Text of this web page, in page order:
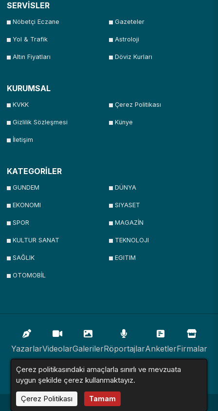
SERVİSLER
Nöbetçi Eczane Gazeteler
Yol & Trafik Astroloji
Altın Fiyatları Döviz Kurları
KURUMSAL
KVKK Çerez Politikası
Gizlilik Sözleşmesi Künye
İletişim
KATEGORİLER
GUNDEM DÜNYA
EKONOMI SIYASET
SPOR MAGAZİN
KULTUR SANAT TEKNOLOJI
SAĞLIK EGITIM
OTOMOBİL
YazarlarVideolarGalerilerRöportajlarAnketlerFirmalar
İlanlarResmi İlanlarSitemap
Haber Sitesi © 2016 - 2024. Tüm Hakları Saklıdır.
Çerez politikasındaki amaçlarla sınırlı ve mevzuata
uygun şekilde çerez kullanmaktayız.
Çerez Politikası
Tamam